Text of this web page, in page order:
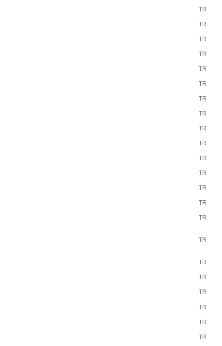
TR
TR
TR
TR
TR
TR
TR
TR
TR
TR
TR
TR
TR
TR
TR
TR
TR
TR
TR
TR
TR
TR